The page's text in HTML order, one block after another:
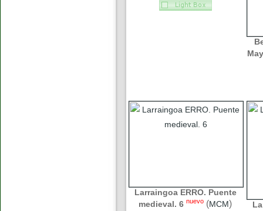
Larraingoa ERRO. Puente
medieval. 6 nuevo (MCM)